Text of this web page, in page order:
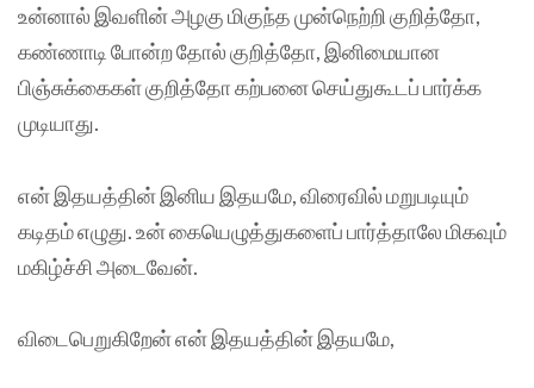
உன்னால் இவளின் அழகு மிகுந்த முன்நெற்றி குறித்தோ,
கண்ணாடி போன்ற தோல் குறித்தோ, இனிமையான
பிஞ்சுக்கைகள் குறித்தோ கற்பனை செய்துகூடப் பார்க்க
முடியாது.
என் இதயத்தின் இனிய இதயமே, விரைவில் மறுபடியும்
கடிதம் எழுது. உன் கையெழுத்துகளைப் பார்த்தாலே மிகவும்
மகிழ்ச்சி அடைவேன்.
விடைபெறுகிறேன் என் இதயத்தின் இதயமே,